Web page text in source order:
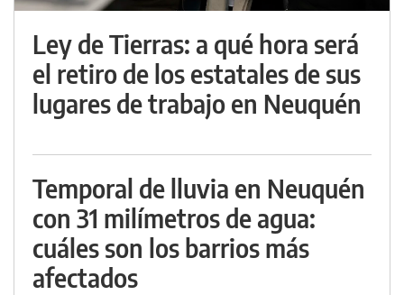
Ley de Tierras: a qué hora será
el retiro de los estatales de sus
lugares de trabajo en Neuquén
Temporal de lluvia en Neuquén
con 31 milímetros de agua:
cuáles son los barrios más
afectados